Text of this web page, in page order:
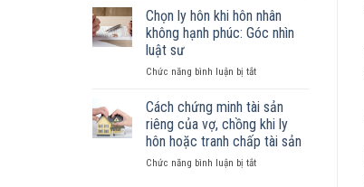
luật
công
hôn
thực
tế?
ký
kết
hôn
tài
chia
như
nào?
phải
ai
có
kiện
tế
tốt
hơn
cũng
được
Chọn ly hôn khi hôn nhân
không hạnh phúc: Góc nhìn
luật sư
Chức năng bình luận bị tắtở
ly
hôn
khi
hôn
nhân
Cách chứng minh tài sản
riêng của vợ, chồng khi ly
hôn hoặc tranh chấp tài sản
Chức năng bình luận bị tắtở